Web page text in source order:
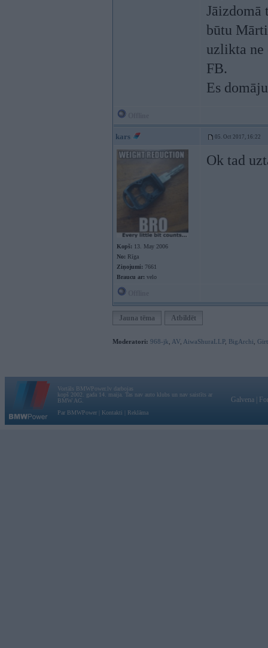
Jāizdomā
būtu
uzlikta ne
FB.
Es
kars 05. Oct 2017, 16:22
Kopš: 13. May 2006
No: Rīga
Ziņojumi: 7661
Braucu ar: velo
Ok tad
Jauna tēma Atbildēt
Moderatori: 968-jk AV AiwaShuraLLP, BigArchi
Vortāls BMWPower.lv darbojas
kopš 2002. gada 14. maija. Tas nav auto klubs un nav saistīts ar
BMW AG.
Par BMWPower
Kontakti Reklāma
Galvena